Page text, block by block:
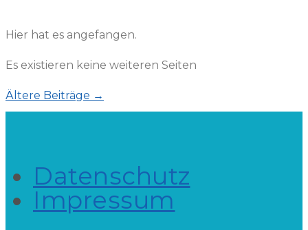
Hier hat es angefangen.
Es existieren keine weiteren Seiten
Ältere Beiträge →
Datenschutz
Impressum